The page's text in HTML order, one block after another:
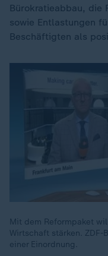
Bürokratieabbau,
sowie Entlastungen
Beschäftigten als
Mit dem Reformpaket
Wirtschaft stärken. ZDF-
einer Einordnung.